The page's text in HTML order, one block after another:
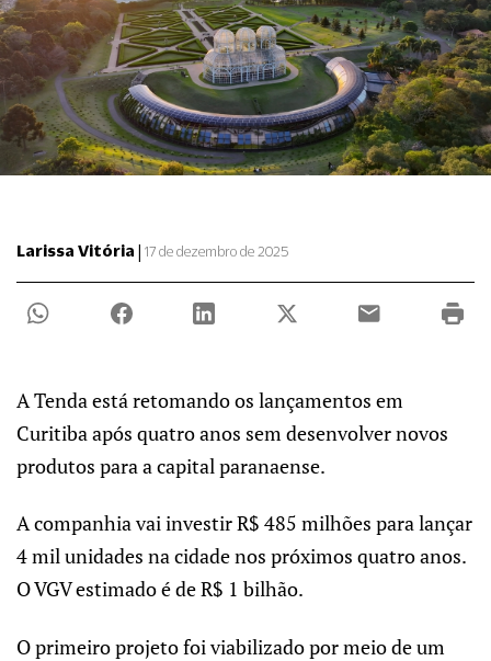
Larissa Vitória | 17 de dezembro de 2025
A Tenda está retomando os lançamentos em
Curitiba após quatro anos sem desenvolver novos
produtos para a capital paranaense.
A companhia vai investir R$ 485 milhões para lançar
4 mil unidades na cidade nos próximos quatro anos.
O VGV estimado é de R$ 1 bilhão.
O primeiro projeto foi viabilizado por meio de um